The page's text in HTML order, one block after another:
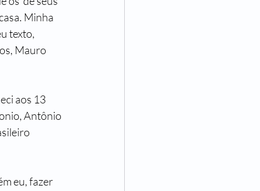
Minha
texto,
Mauro
aos 13
Antônio
eu, fazer